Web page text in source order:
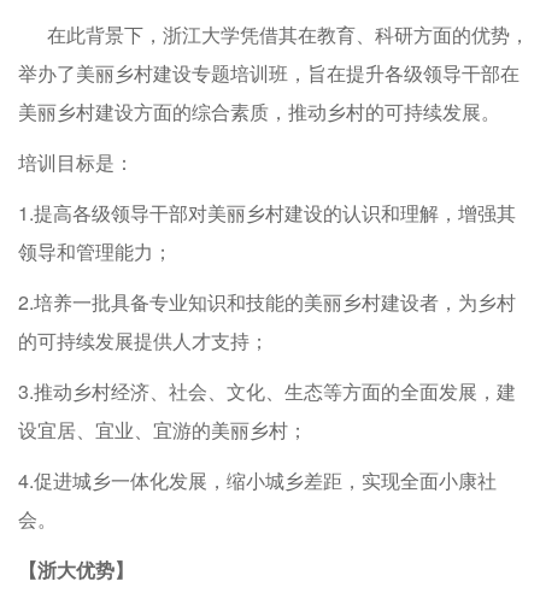
在此背景下，浙江大学凭借其在教育、科研方面的优势，
举办了美丽乡村建设专题培训班，旨在提升各级领导干部在
美丽乡村建设方面的综合素质，推动乡村的可持续发展。
培训目标是：
1.提高各级领导干部对美丽乡村建设的认识和理解，增强其
领导和管理能力；
2.培养一批具备专业知识和技能的美丽乡村建设者，为乡村
的可持续发展提供人才支持；
3.推动乡村经济、社会、文化、生态等方面的全面发展，建
设宜居、宜业、宜游的美丽乡村；
4.促进城乡一体化发展，缩小城乡差距，实现全面小康社
会。
【浙大优势】